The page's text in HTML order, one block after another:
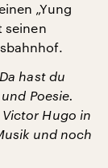
„Yung
seinen
hast du
Poesie.
Hugo in
und noch